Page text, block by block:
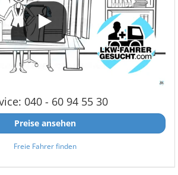
040 - 60 94 55 30
Preise ansehen
Freie Fahrer finden